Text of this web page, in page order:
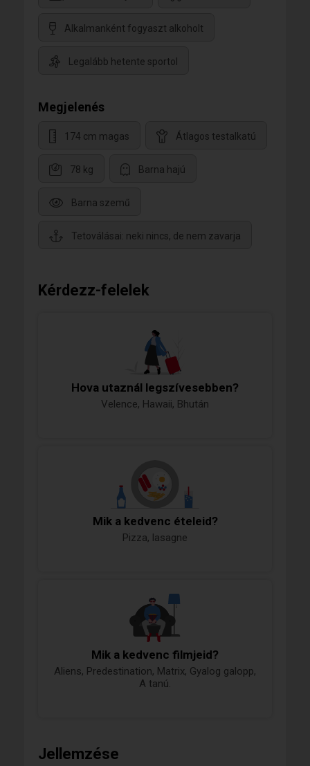
Alkalmanként fogyaszt alkoholt
Legalább hetente sportol
Megjelenés
174 cm magas Átlagos testalkatú
78 kg Barna hajú
Barna szemű
Tetoválásai: neki nincs, de nem zavarja
Kérdezz-felelek
Hova utaznál legszívesebben?
Velence, Hawaii, Bhután
Mik a kedvenc ételeid?
Pizza, lasagne
Mik a kedvenc filmjeid?
Aliens, Predestination, Matrix, Gyalog galopp,
A tanú.
Jellemzése